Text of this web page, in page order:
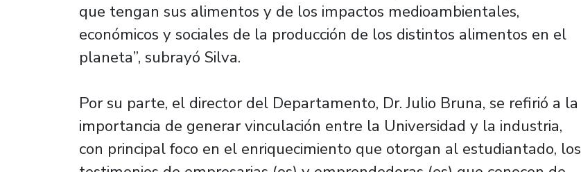
que tengan sus alimentos y de los impactos medioambientales,
económicos y sociales de la producción de los distintos alimentos en el
planeta”, subrayó Silva.
Por su parte, el director del Departamento, Dr. Julio Bruna, se refirió a la
importancia de generar vinculación entre la Universidad y la industria,
con principal foco en el enriquecimiento que otorgan al estudiantado, los